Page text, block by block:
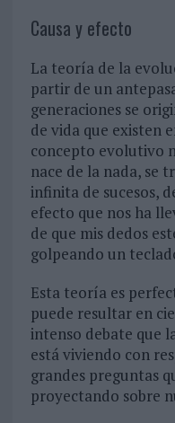
Causa y efecto
La teoría de la
partir de un
generaciones se
de vida que existen
concepto evolutivo
nace de la nada, se
infinita de sucesos,
efecto que nos ha
de que mis dedos
golpeando un
Esta teoría es
puede resultar en
intenso debate que
está viviendo con
grandes preguntas
proyectando sobre